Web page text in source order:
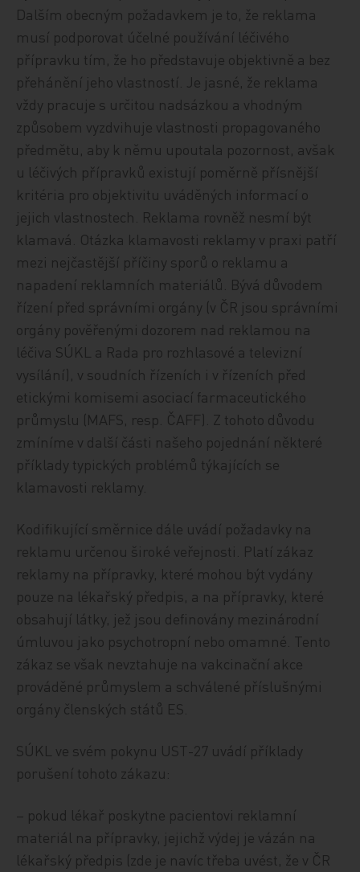
Dalším obecným požadavkem je to, že reklama
musí podporovat účelné používání léčivého
přípravku tím, že ho představuje objektivně a bez
přehánění jeho vlastností. Je jasné, že reklama
vždy pracuje s určitou nadsázkou a vhodným
způsobem vyzdvihuje vlastnosti propagovaného
předmětu, aby k němu upoutala pozornost, avšak
u léčivých přípravků existují poměrně přísnější
kritéria pro objektivitu uváděných informací o
jejich vlastnostech. Reklama rovněž nesmí být
klamavá. Otázka klamavosti reklamy v praxi patří
mezi nejčastější příčiny sporů o reklamu a
napadení reklamních materiálů. Bývá důvodem
řízení před správními orgány (v ČR jsou správními
orgány pověřenými dozorem nad reklamou na
léčiva SÚKL a Rada pro rozhlasové a televizní
vysílání), v soudních řízeních i v řízeních před
etickými komisemi asociací farmaceutického
průmyslu (MAFS, resp. ČAFF). Z tohoto důvodu
zmíníme v další části našeho pojednání některé
příklady typických problémů týkajících se
klamavosti reklamy.
Kodifikující směrnice dále uvádí požadavky na
reklamu určenou široké veřejnosti. Platí zákaz
reklamy na přípravky, které mohou být vydány
pouze na lékařský předpis, a na přípravky, které
obsahují látky, jež jsou definovány mezinárodní
úmluvou jako psychotropní nebo omamné. Tento
zákaz se však nevztahuje na vakcinační akce
prováděné průmyslem a schválené příslušnými
orgány členských států ES.
SÚKL ve svém pokynu UST-27 uvádí příklady
porušení tohoto zákazu:
– pokud lékař poskytne pacientovi reklamní
materiál na přípravky, jejichž výdej je vázán na
lékařský předpis (zde je navíc třeba uvést, že v ČR